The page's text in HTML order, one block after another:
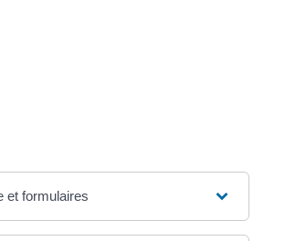
et formulaires